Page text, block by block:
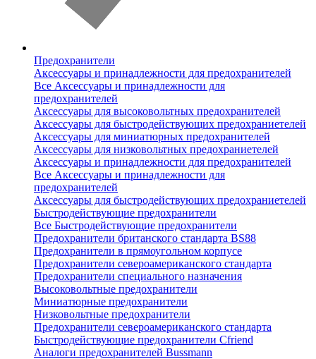
Предохранители
Аксессуары и принадлежности для предохранителей
Все Аксессуары и принадлежности для
предохранителей
Аксессуары для высоковольтных предохранителей
Аксессуары для быстродействующих предохраниетелей
Аксессуары для миниатюрных предохранителей
Аксессуары для низковольтных предохраниетелей
Аксессуары и принадлежности для предохранителей
Все Аксессуары и принадлежности для
предохранителей
Аксессуары для быстродействующих предохраниетелей
Быстродействующие предохранители
Все Быстродействующие предохранители
Предохранители британского стандарта BS88
Предохранители в прямоугольном корпусе
Предохранители североамериканского стандарта
Предохранители специального назначения
Высоковольтные предохранители
Миниатюрные предохранители
Низковольтные предохранители
Предохранители североамериканского стандарта
Быстродействующие предохранители Cfriend
Аналоги предохранителей Bussmann